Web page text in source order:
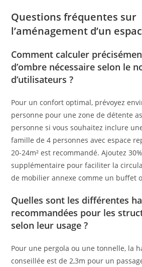
Questions fréquentes sur
l’aménagement d’un
Comment calculer
d’ombre nécessaire selon le
d’utilisateurs ?
Pour un confort optimal, prévoyez
personne pour une zone de détente
personne si vous souhaitez inclure
famille de 4 personnes avec espace
20-24m² est recommandé. Ajoutez
supplémentaire pour faciliter la
de mobilier annexe comme un buffet
Quelles sont les différentes
recommandées pour les
selon leur usage ?
Pour une pergola ou une tonnelle, la
conseillée est de 2,3m pour un